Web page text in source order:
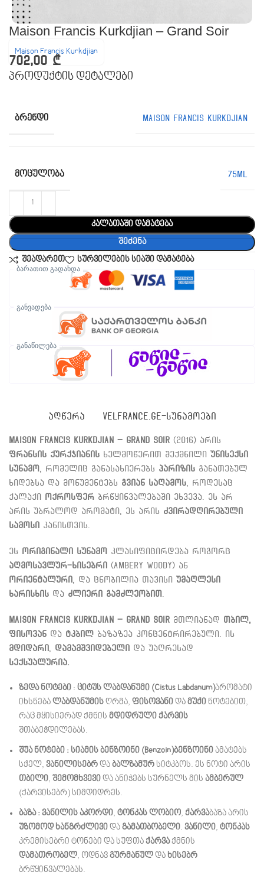
Maison Francis Kurkdjian – Grand Soir
Maison Francis Kurkdjian
702,00 ₾
პროდუქტის დეტალები
ᲑᲠᲔᲜᲓᲘ Maison Francis Kurkdjian
ᲛᲝᲪᲣᲚᲝᲑᲐ 75ML
კალათაში დამატება
შეძენა
შეადარეთ სურვილების სიაში დამატება
ბარათით გადახდა
განვადება
განაწილება
ᲐᲦᲬᲔᲠᲐ VELFRANCE.GE-ᲡᲣᲜᲐᲛᲝᲔᲑᲘ
Maison Francis Kurkdjian – Grand Soir (2016) არის
ფრანსის ქურქჯიანის ხელმოწერით შექმნილი უნისექსი
სუნამო
, რომელიც განასახიერებს პარიზის განათებულ
ხიდებსა და მონუმენტებს გვიან საღამოს , როდესაც
ქალაქი
ოქროსფერ ბრწყინვალებაში ეხვევა. ეს არ
არის უბრალოდ არომატი, ეს არის ძვირადღირებული
სამოსი
კანისთვის.
ეს ორიგინალი სუნამო
კლასიფიცირდება როგორც
აღმოსავლურ-ხისებრი
(Ambery Woody) ან
ორიენტალური
, და ცნობილია თავისი უმაღლესი
ხარისხის და ძლიერი გამძლეობით
Maison Francis Kurkdjian – Grand Soir მთლიანად თბილ,
ფისოვან და ტკბილ ბაზაზეა კონცენტრირებული. ის
მდიდარი
დამამშვიდებელი
და უაღრესად
სექსუალურია.
ზედა ნოტები : ციტუს ლაბდანუმი (Cistus Labdanum)არომატი
იხსნება ლაბდანუმის ღრმა, ფისოვანი და მუქი ნოტებით,
რაც მყისიერად ქმნის მდიდრული ქარვის
შთაბეჭდილებას.
შუა ნოტები : სიამის ბენზოინი (Benzoin)ბენზოინი ამატებს
სქელ, ვანილისებრ და ბალზამურ სიტკბოს. ეს ნოტი არის
თბილი, შემომხვევი და ანიჭებს სურნელს მის ამბერულ
(ქარვისებრ) სიმდიდრეს.
ბაზა : ვანილის აკორდი, ტონკას ლობიო, ქარვაბაზა არის
უზომოდ ხანგრძლივი და გამათბობელი. ვანილი, ტონკას
კრემისებრი ტონები და სუფთა ქარვაქმნის
დამათრობელ, ოდნავ გურმანულ და ხისებრ
ბრწყინვალებას.